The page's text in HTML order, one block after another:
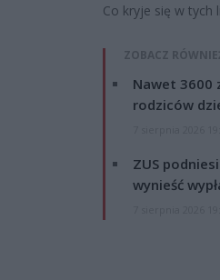
Co kryje się w tych
ZOBACZ
Nawet 3600
rodziców
ZUS
wynieść